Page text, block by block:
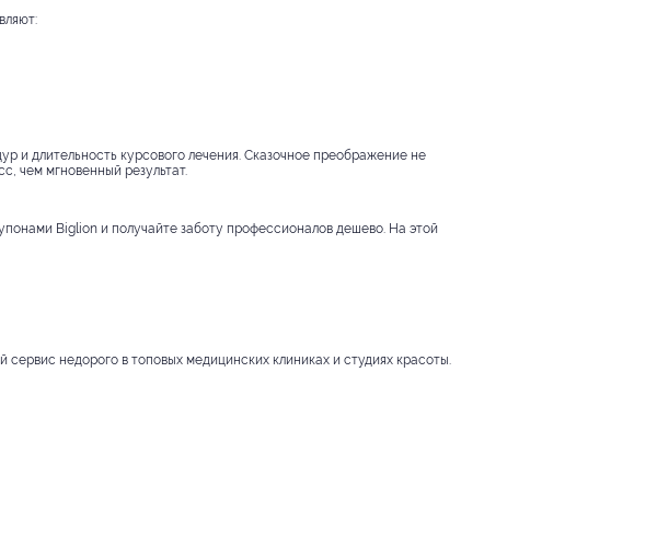
и длительность курсового лечения. Сказочное преображение не
чем мгновенный результат.
Biglion и получайте заботу профессионалов дешево. На этой
недорого в топовых медицинских клиниках и студиях красоты.